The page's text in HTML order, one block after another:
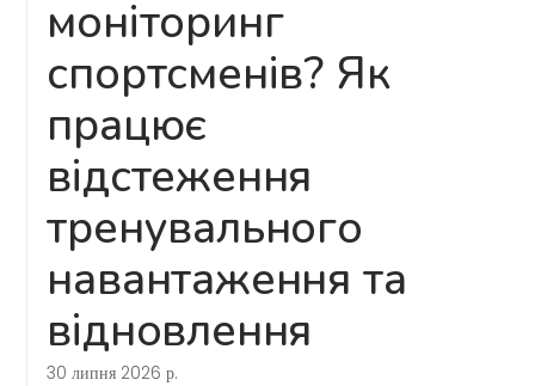
моніторинг
спортсменів? Як
працює
відстеження
тренувального
навантаження та
відновлення
30 липня 2026 р.